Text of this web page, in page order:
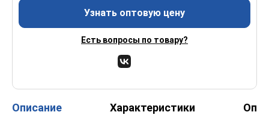
Узнать оптовую цену
Есть вопросы по товару?
Описание Характеристики